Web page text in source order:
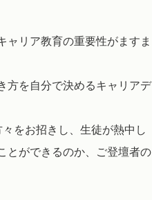
ャリア教育の重要性がますま
方を自分で決めるキャリアデ
をお招きし、生徒が熱中し
とができるのか、ご登壇者の